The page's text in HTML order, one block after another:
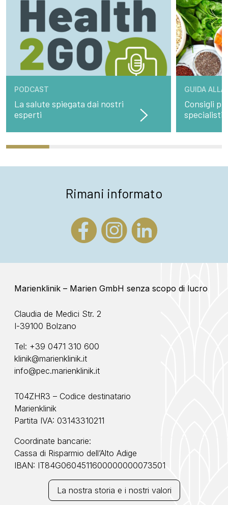
PODCAST
La salute spiegata dai nostri
esperti
GUIDA ALLA
Consigli
specialisti
Rimani informato
Marienklinik – Marien GmbH senza scopo di lucro
Claudia de Medici Str. 2
I-39100 Bolzano
Tel: +39 0471 310 600
klinik@marienklinik.it
info@pec.marienklinik.it
T04ZHR3 – Codice destinatario
Marienklinik
Partita IVA: 03143310211
Coordinate bancarie:
Cassa di Risparmio dell’Alto Adige
IBAN: IT84G0604511600000000073501
La nostra storia e i nostri valori